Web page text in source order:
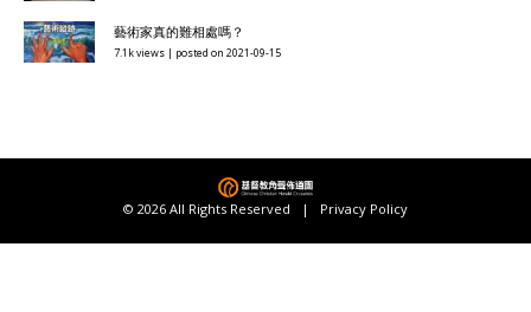
藝術家真的難相處嗎？
7.1k views | posted on 2021-09-15
© 2026 All Rights Reserved | Privacy Policy